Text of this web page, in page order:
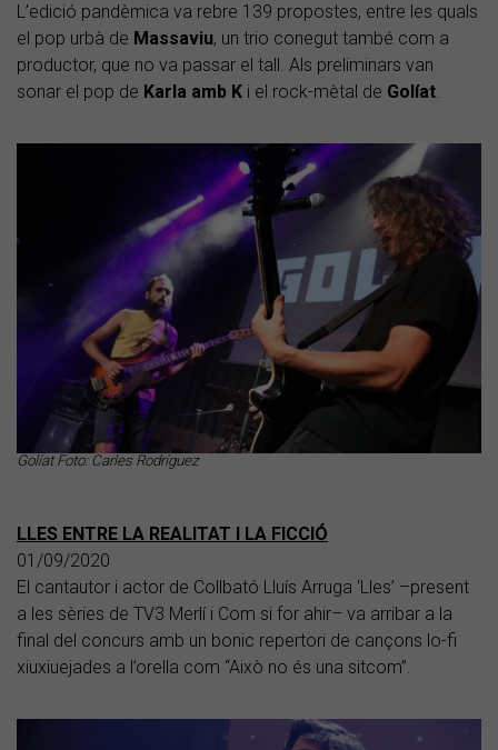
L’edició pandèmica va rebre 139 propostes, entre les quals
el pop urbà de Massaviu, un trio conegut també com a
productor, que no va passar el tall. Als preliminars van
sonar el pop de Karla amb K i el rock-mètal de Golíat.
Golíat Foto: Carles Rodríguez
LLES ENTRE LA REALITAT I LA FICCIÓ
01/09/2020
El cantautor i actor de Collbató Lluís Arruga ‘Lles’ –present
a les sèries de TV3 Merlí i Com si for ahir– va arribar a la
final del concurs amb un bonic repertori de cançons lo-fi
xiuxiuejades a l’orella com “Això no és una sitcom”.